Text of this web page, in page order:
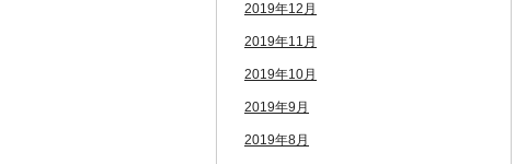
2019年12月
2019年11月
2019年10月
2019年9月
2019年8月